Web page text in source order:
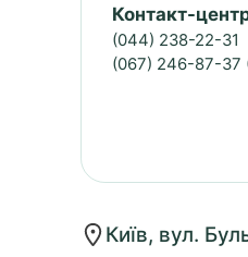
Контакт-
(044) 238-22-31
(067) 246-87-37
Київ, вул.